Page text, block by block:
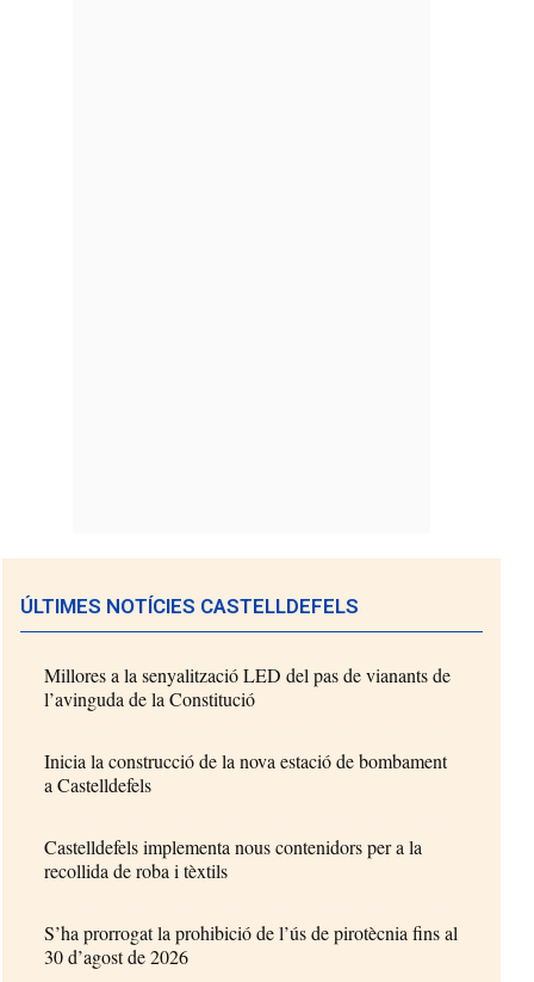
ÚLTIMES NOTÍCIES CASTELLDEFELS
Millores a la senyalització LED del pas de vianants de
l’avinguda de la Constitució
Inicia la construcció de la nova estació de bombament
a Castelldefels
Castelldefels implementa nous contenidors per a la
recollida de roba i tèxtils
S’ha prorrogat la prohibició de l’ús de pirotècnia fins al
30 d’agost de 2026